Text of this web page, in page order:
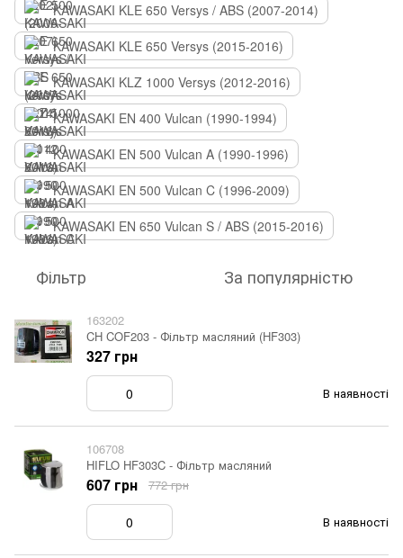
KAWASAKI KLE 650 Versys / ABS (2007-2014)
KAWASAKI KLE 650 Versys (2015-2016)
KAWASAKI KLZ 1000 Versys (2012-2016)
KAWASAKI EN 400 Vulcan (1990-1994)
KAWASAKI EN 500 Vulcan A (1990-1996)
KAWASAKI EN 500 Vulcan C (1996-2009)
KAWASAKI EN 650 Vulcan S / ABS (2015-2016)
Фільтр За популярністю
163202
CH COF203 - Фільтр масляний (HF303)
В наявності
327 грн
106708
HIFLO HF303C - Фільтр масляний
В наявності
607 грн 772 грн